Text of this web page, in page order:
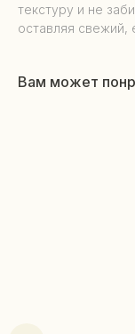
текстуру и не
оставляя свежий,
Вам может